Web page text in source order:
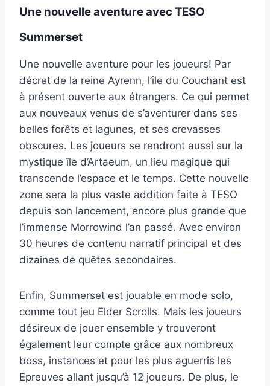
Une nouvelle aventure avec TESO
Summerset
Une nouvelle aventure pour les joueurs! Par
décret de la reine Ayrenn, l’île du Couchant est
à présent ouverte aux étrangers. Ce qui permet
aux nouveaux venus de s’aventurer dans ses
belles forêts et lagunes, et ses crevasses
obscures. Les joueurs se rendront aussi sur la
mystique île d’Artaeum, un lieu magique qui
transcende l’espace et le temps. Cette nouvelle
zone sera la plus vaste addition faite à TESO
depuis son lancement, encore plus grande que
l’immense Morrowind l’an passé. Avec environ
30 heures de contenu narratif principal et des
dizaines de quêtes secondaires.
Enfin, Summerset est jouable en mode solo,
comme tout jeu Elder Scrolls. Mais les joueurs
désireux de jouer ensemble y trouveront
également leur compte grâce aux nombreux
boss, instances et pour les plus aguerris les
Epreuves allant jusqu’à 12 joueurs. De plus, le